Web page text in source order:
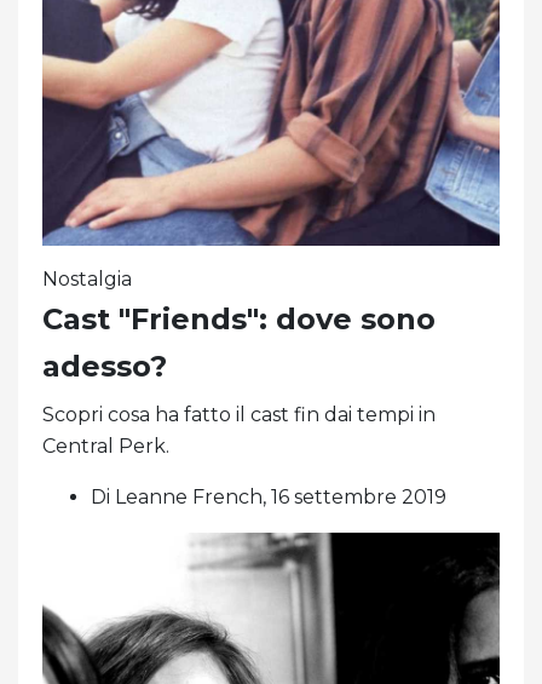
Nostalgia
Cast "Friends": dove sono
adesso?
Scopri cosa ha fatto il cast fin dai tempi in
Central Perk.
Di Leanne French, 16 settembre 2019